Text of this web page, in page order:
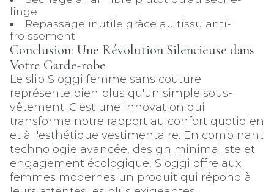
linge
Repassage inutile grâce au tissu anti-
froissement
Conclusion: Une Révolution Silencieuse dans
Votre Garde-robe
Le slip Sloggi femme sans couture
représente bien plus qu'un simple sous-
vêtement. C'est une innovation qui
transforme notre rapport au confort quotidien
et à l'esthétique vestimentaire. En combinant
technologie avancée, design minimaliste et
engagement écologique, Sloggi offre aux
femmes modernes un produit qui répond à